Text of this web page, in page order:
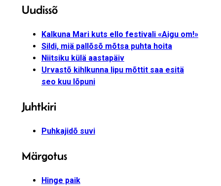
Uudissõ
Kalkuna Mari kuts ello festivali «Aigu om!»
Sildi, miä pallõsõ mõtsa puhta hoita
Niitsiku külä aastapäiv
Urvastõ kihlkunna lipu mõttit saa esitä
seo kuu lõpuni
Juhtkiri
Puhkajidõ suvi
Märgotus
Hinge paik